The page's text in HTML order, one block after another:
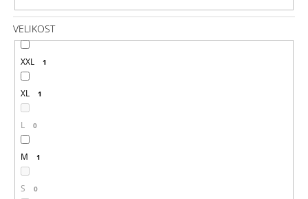
VELIKOST
XXL 1
XL 1
L 0
M 1
S 0